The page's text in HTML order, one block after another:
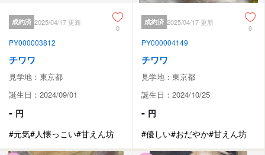
成約済 2025/04/17 更新
0
PY000003812
チワワ
見学地：東京都
誕生日：2024/09/01
- 円
#元気#人懐っこい#甘えん坊
成約済 2025/04/17 更新
0
PY000004149
チワワ
見学地：東京都
誕生日：2024/10/25
- 円
#優しい#おだやか#甘えん坊